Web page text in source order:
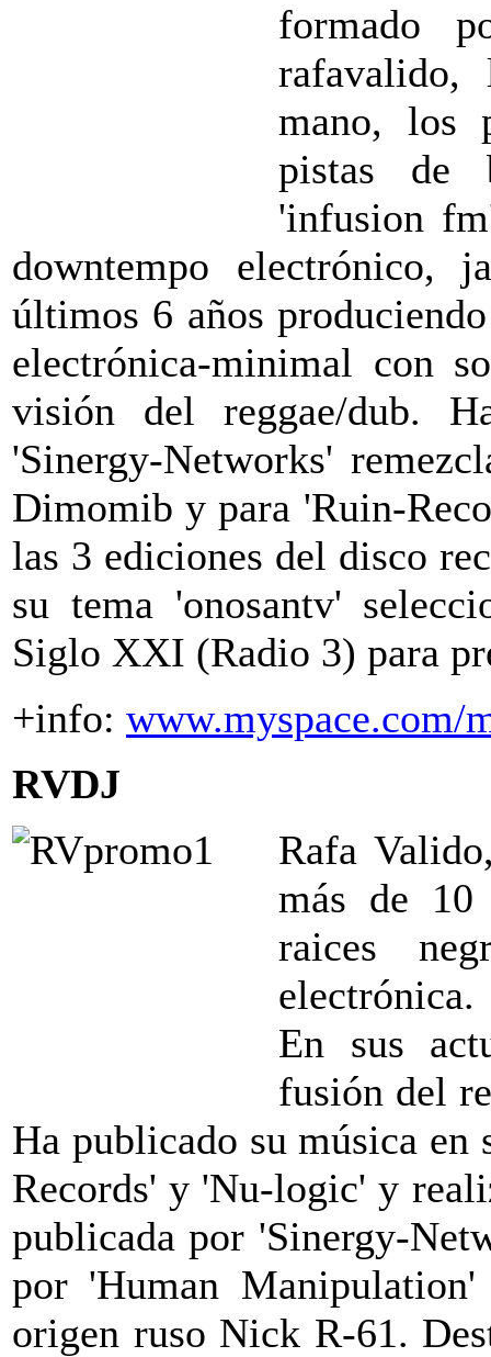
formado
rafavalido,
mano, los
pistas de
'infusion
downtempo electrónico,
últimos 6 años
electrónica-minimal con
visión del reggae/dub.
'Sinergy-Networks'
Dimomib y para 'Ruin-
las 3 ediciones del disco
su tema 'onosantv'
Siglo XXI (Radio 3) para
+info: www.myspace.com/
RVDJ
Rafa
más de 10
raices
electrónica.
En sus
fusión del
Ha publicado su música
Records' y 'Nu-logic' y
publicada por 'Sinergy-
por 'Human
origen ruso Nick R-61.